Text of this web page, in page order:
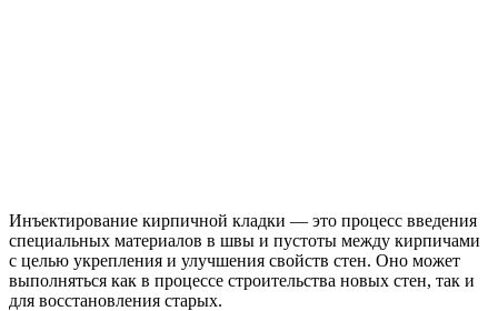
Инъектирование кирпичной кладки — это процесс введения
специальных материалов в швы и пустоты между кирпичами
с целью укрепления и улучшения свойств стен. Оно может
выполняться как в процессе строительства новых стен, так и
для восстановления старых.